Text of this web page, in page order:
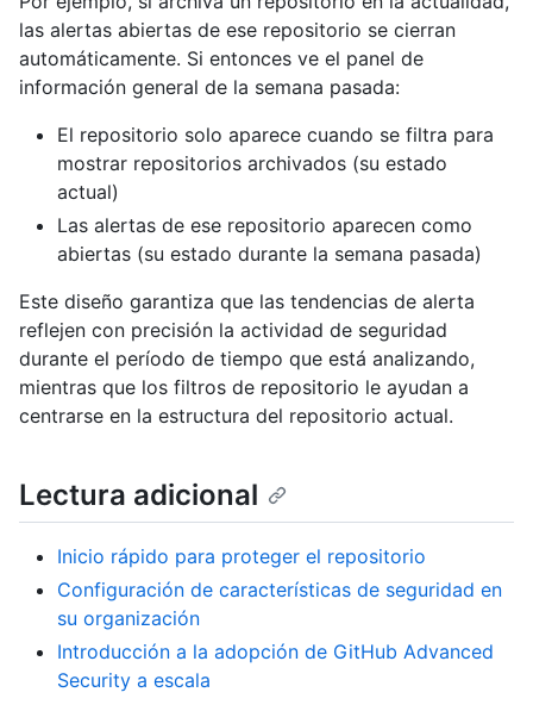
las alertas abiertas de ese repositorio se cierran
automáticamente. Si entonces ve el panel de
información general de la semana pasada:
El repositorio solo aparece cuando se filtra para
mostrar repositorios archivados (su estado
actual)
Las alertas de ese repositorio aparecen como
abiertas (su estado durante la semana pasada)
Este diseño garantiza que las tendencias de alerta
reflejen con precisión la actividad de seguridad
durante el período de tiempo que está analizando,
mientras que los filtros de repositorio le ayudan a
centrarse en la estructura del repositorio actual.
Lectura adicional
Inicio rápido para proteger el repositorio
Configuración de características de seguridad en
su organización
Introducción a la adopción de GitHub Advanced
Security a escala